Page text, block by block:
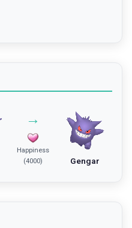
→
Happiness
(4000)
Gengar